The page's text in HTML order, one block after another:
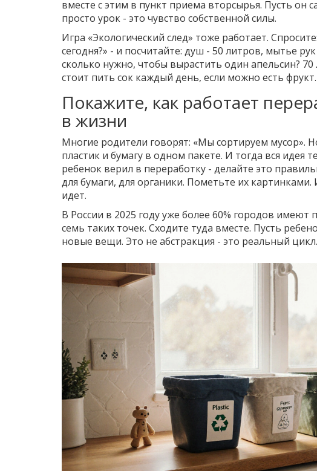
вместе с этим в пункт приема вторсырья. Пусть он
просто урок - это чувство собственной силы.
Игра «Экологический след» тоже работает.
сегодня?» - и посчитайте: душ - 50 литров, мытье
сколько нужно, чтобы вырастить один апельсин?
стоит пить сок каждый день, если можно есть фрукт.
Покажите, как работает
в жизни
Многие родители говорят: «Мы сортируем мусор».
пластик и бумагу в одном пакете. И тогда вся идея
ребенок верил в переработку - делайте это
для бумаги, для органики. Пометьте их
идет.
В России в 2025 году уже более 60% городов имеют
семь таких точек. Сходите туда вместе. Пусть
новые вещи. Это не абстракция - это реальный